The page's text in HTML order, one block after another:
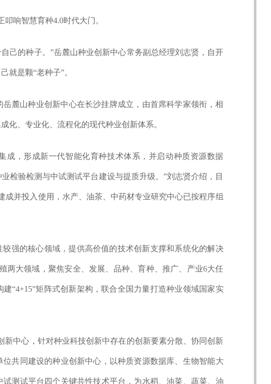
响智慧育种4.0时代大门。
己的种子。”岳麓山种业创新中心常务副总经理刘志贤，自开
就是颗“老种子”。
麓山种业创新中心在长沙挂牌成立，由首席科学家领衔，相
化、专业化、流程化的现代种业创新体系。
成，形成新一代智能化育种技术体系，并启动种质资源数据
检验检测与中试测试平台建设与提质升级。”刘志贤介绍，目
并投入使用，水产、油茶、中药材专业研究中心已按程序组
强的核心领域，提供高价值的技术创新支撑和系统化的解决
两大领域，聚焦安全、发展、品种、育种、推广、产业6大任
“4+15”矩阵式创新架构，联合全国力量打造种业领域国家实
新中心，针对种业科技创新中存在的创新要素分散、协同创新
共同建设的种业创新中心，以种质资源数据库、生物智能大
测试平台四个关键共性技术平台，为水稻、油菜、蔬菜、油